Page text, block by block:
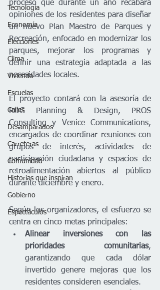
Tecnología
Economía
Elecciones
Clima
Vivienda
Escuelas
Calles
Desamparados
Carreteras
Comunidad
Historias que inspiran
Gobierno
Espectáculos
proceso que durante un año recabará
opiniones de los residentes para diseñar
un nuevo Plan Maestro de Parques y
Recreación, enfocado en modernizar los
parques, mejorar los programas y
definir una estrategia adaptada a las
necesidades locales.
El proyecto contará con la asesoría de
RDG Planning & Design, PROS
Consulting y Venice Communications,
encargados de coordinar reuniones con
grupos de interés, actividades de
participación ciudadana y espacios de
retroalimentación abiertos al público
durante diciembre y enero.
Según los organizadores, el esfuerzo se
centra en cinco metas principales:
Alinear inversiones con las
prioridades comunitarias,
garantizando que cada dólar
invertido genere mejoras que los
residentes consideren esenciales.